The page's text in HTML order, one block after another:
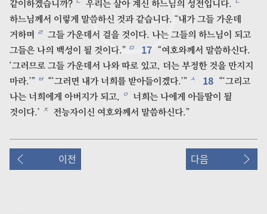
같이하겠습니까?
우리는 살아 계신 하느님의 성전입니다.
하느님께서 이렇게 말씀하신 것과 같습니다. “내가 그들 가운데
거하며 ㄹ 그들 가운데서 걸을 것이다. 나는 그들의 하느님이 되고
그들은 나의 백성이 될 것이다.” ㅁ 17 “여호와께서 말씀하신다.
‘그러므로 그들 가운데서 나와 따로 있고, 더는 부정한 것을 만지지
마라.’” ㅂ “‘그러면 내가 너희를 받아들이겠다.’” ㅅ 18 “‘그리고
나는 너희에게 아버지가 되고, ㅇ 너희는 나에게 아들딸이 될
것이다.’ ㅈ 전능자이신 여호와께서 말씀하신다.”
이전 다음